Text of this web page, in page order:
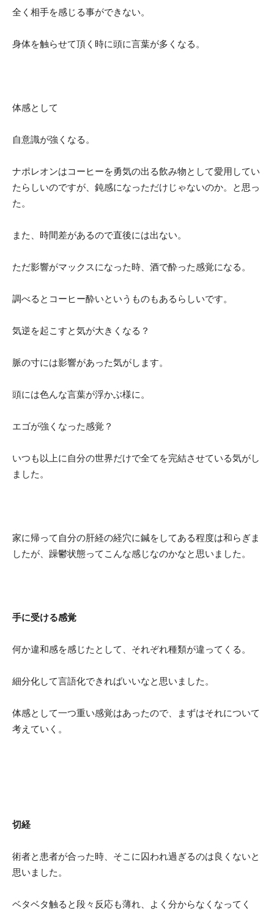
全く相手を感じる事ができない。
身体を触らせて頂く時に頭に言葉が多くなる。
体感として
自意識が強くなる。
ナポレオンはコーヒーを勇気の出る飲み物として愛用してい
たらしいのですが、鈍感になっただけじゃないのか。と思っ
た。
また、時間差があるので直後には出ない。
ただ影響がマックスになった時、酒で酔った感覚になる。
調べるとコーヒー酔いというものもあるらしいです。
気逆を起こすと気が大きくなる？
脈の寸には影響があった気がします。
頭には色んな言葉が浮かぶ様に。
エゴが強くなった感覚？
いつも以上に自分の世界だけで全てを完結させている気がし
ました。
家に帰って自分の肝経の経穴に鍼をしてある程度は和らぎま
したが、躁鬱状態ってこんな感じなのかなと思いました。
手に受ける感覚
何か違和感を感じたとして、それぞれ種類が違ってくる。
細分化して言語化できればいいなと思いました。
体感として一つ重い感覚はあったので、まずはそれについて
考えていく。
切経
術者と患者が合った時、そこに囚われ過ぎるのは良くないと
思いました。
ベタベタ触ると段々反応も薄れ、よく分からなくなってく